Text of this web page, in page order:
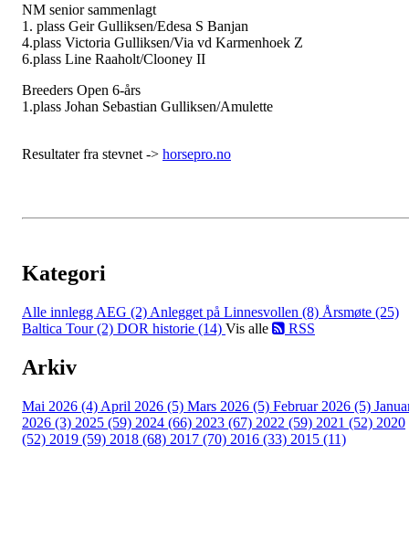
NM senior sammenlagt
1. plass Geir Gulliksen/Edesa S Banjan
4.plass Victoria Gulliksen/Via vd Karmenhoek Z
6.plass Line Raaholt/Clooney II
Breeders Open 6-års
1.plass Johan Sebastian Gulliksen/Amulette
Resultater fra stevnet -> horsepro.no
Kategori
Alle innlegg AEG (2) Anlegget på Linnesvollen (8) Årsmøte (25)
Baltica Tour (2) DOR historie (14) Vis alle RSS
Arkiv
Mai 2026 (4) April 2026 (5) Mars 2026 (5) Februar 2026 (5)
2026 (3) 2025 (59) 2024 (66) 2023 (67) 2022 (59) 2021 (52) 2020
(52) 2019 (59) 2018 (68) 2017 (70) 2016 (33) 2015 (11)